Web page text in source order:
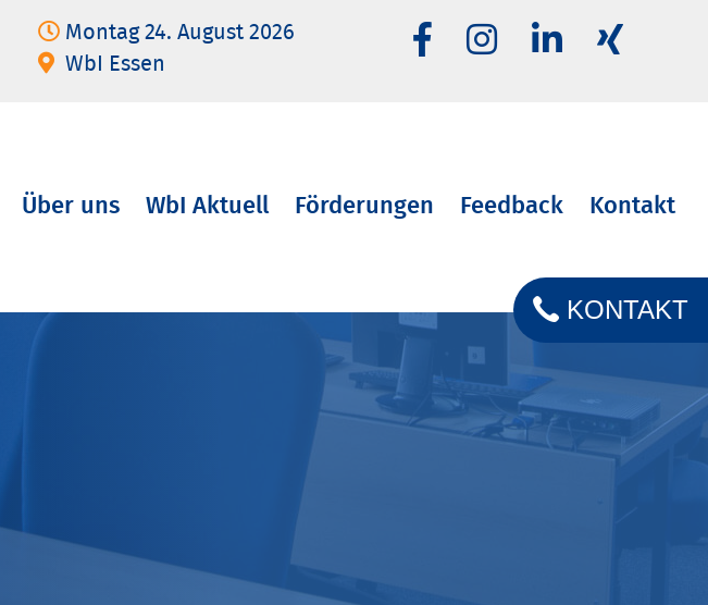
Montag 24. August 2026
WbI Essen
Über uns WbI Aktuell Förderungen Feedback Kontakt
KONTAKT